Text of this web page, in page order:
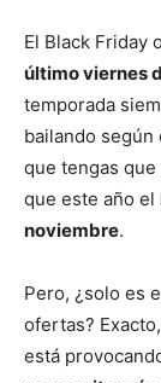
El Black Friday
último viernes
temporada
bailando según
que tengas
que este año el
noviembre.
Pero, ¿solo es
ofertas?
está